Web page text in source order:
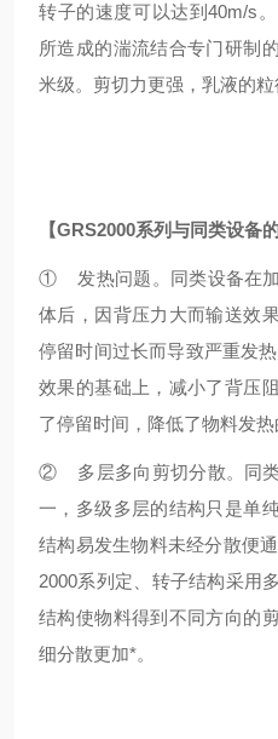
转子的速度可以达到40m/s
所造成的湍流结合专门研制
米级。剪切力更强，乳液的粒
【GRS2000系列与同类设备的
① 发热问题。同类设备在加
体后，因背压力大而输送效
停留时间过长而导致严重发
效果的基础上，减小了背压
了停留时间，降低了物料发热
② 多层多向剪切分散。同类
一，多级多层的结构只是单
结构易发生物料未经分散便
2000系列定、转子结构采用
结构使物料得到不同方向的
细分散更加*。